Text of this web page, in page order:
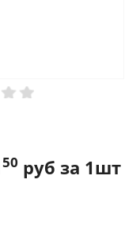
50 руб за 1шт